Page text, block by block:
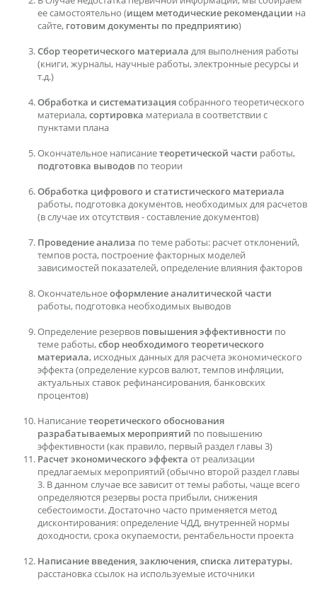
ее самостоятельно (ищем методические рекомендации на
сайте, готовим документы по предприятию)
Сбор теоретического материала для выполнения работы
(книги, журналы, научные работы, электронные ресурсы и
т.д.)
Обработка и систематизациясобранного теоретического
материала,сортировка материала в соответствии с
пунктами плана
Окончательное написаниетеоретической части работы,
подготовка выводов по теории
Обработка цифрового и статистического материала
работы, подготовка документов, необходимых для расчетов
(в случае их отсутствия - составление документов)
Проведение анализа по теме работы: расчет отклонений,
темпов роста, построение факторных моделей
зависимостей показателей, определение влияния факторов
Окончательноеоформление аналитической части
работы, подготовка необходимых выводов
Определение резервов повышения эффективности по
теме работы,сбор необходимого теоретического
материала, исходных данных для расчета экономического
эффекта (определение курсов валют, темпов инфляции,
актуальных ставок рефинансирования, банковских
процентов)
Написаниетеоретического обоснования
разрабатываемых мероприятий по повышению
эффективности (как правило, первый раздел главы 3)
Расчет экономического эффекта от реализации
предлагаемых мероприятий (обычно второй раздел главы
3. В данном случае все зависит от темы работы, чаще всего
определяются резервы роста прибыли, снижения
себестоимости. Достаточно часто применяется метод
дисконтирования: определение ЧДД, внутренней нормы
доходности, срока окупаемости, рентабельности проекта
Написание введения, заключения, списка литературы,
расстановка ссылок на используемые источники